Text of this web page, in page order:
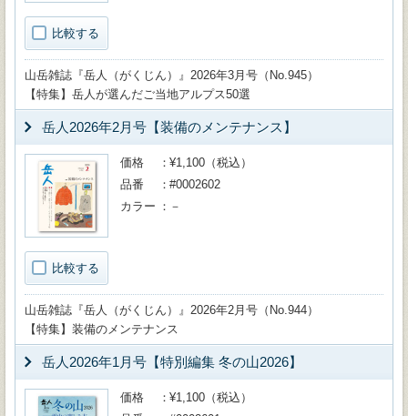
比較する
山岳雑誌『岳人（がくじん）』2026年3月号（No.945）
【特集】岳人が選んだご当地アルプス50選
岳人2026年2月号【装備のメンテナンス】
比較する
価格
¥1,100（税込）
品番
#0002602
カラー
－
山岳雑誌『岳人（がくじん）』2026年2月号（No.944）
【特集】装備のメンテナンス
岳人2026年1月号【特別編集 冬の山2026】
価格
¥1,100（税込）